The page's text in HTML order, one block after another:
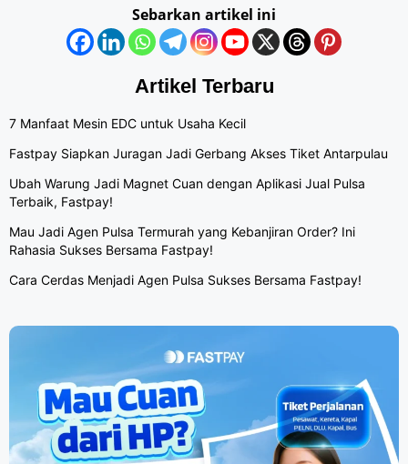
Sebarkan artikel ini
Artikel Terbaru
7 Manfaat Mesin EDC untuk Usaha Kecil
Fastpay Siapkan Juragan Jadi Gerbang Akses Tiket Antarpulau
Ubah Warung Jadi Magnet Cuan dengan Aplikasi Jual Pulsa
Terbaik, Fastpay!
Mau Jadi Agen Pulsa Termurah yang Kebanjiran Order? Ini
Rahasia Sukses Bersama Fastpay!
Cara Cerdas Menjadi Agen Pulsa Sukses Bersama Fastpay!